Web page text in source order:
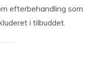
efterbehandling som
i tilbuddet.